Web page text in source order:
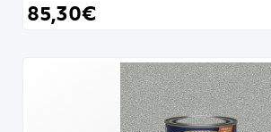
85,30€